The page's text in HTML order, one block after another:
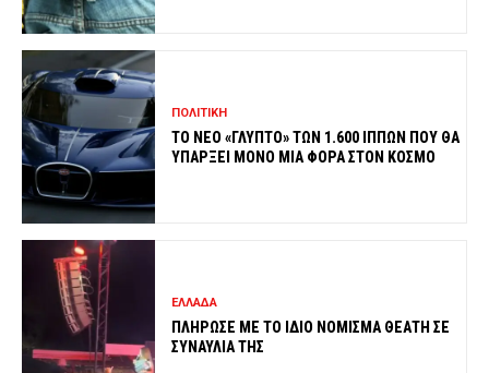
ΠΟΛΙΤΙΚΗ
ΤΟ ΝΕΟ «ΓΛΥΠΤΟ» ΤΩΝ 1.600 ΙΠΠΩΝ ΠΟΥ ΘΑ
ΥΠΑΡΞΕΙ ΜΟΝΟ ΜΙΑ ΦΟΡΑ ΣΤΟΝ ΚΟΣΜΟ
ΕΛΛΑΔΑ
ΠΛΗΡΩΣΕ ΜΕ ΤΟ ΙΔΙΟ ΝΟΜΙΣΜΑ ΘΕΑΤΗ ΣΕ
ΣΥΝΑΥΛΙΑ ΤΗΣ